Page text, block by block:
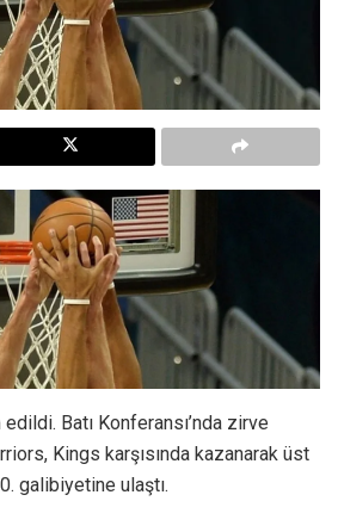
Batı Konferansı’nda zirve
Kings karşısında kazanarak üst
galibiyetine ulaştı.